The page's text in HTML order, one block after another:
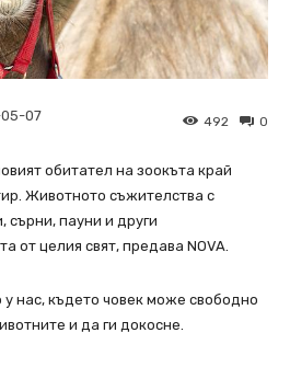
07 0
492
обитател на зоокъта край
Животното съжителства с
сърни, пауни и други
от целия свят, предава NOVA.
нас, където човек може свободно
и да ги докосне.